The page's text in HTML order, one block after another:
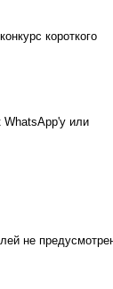
короткого
WhatsApp'у или
не